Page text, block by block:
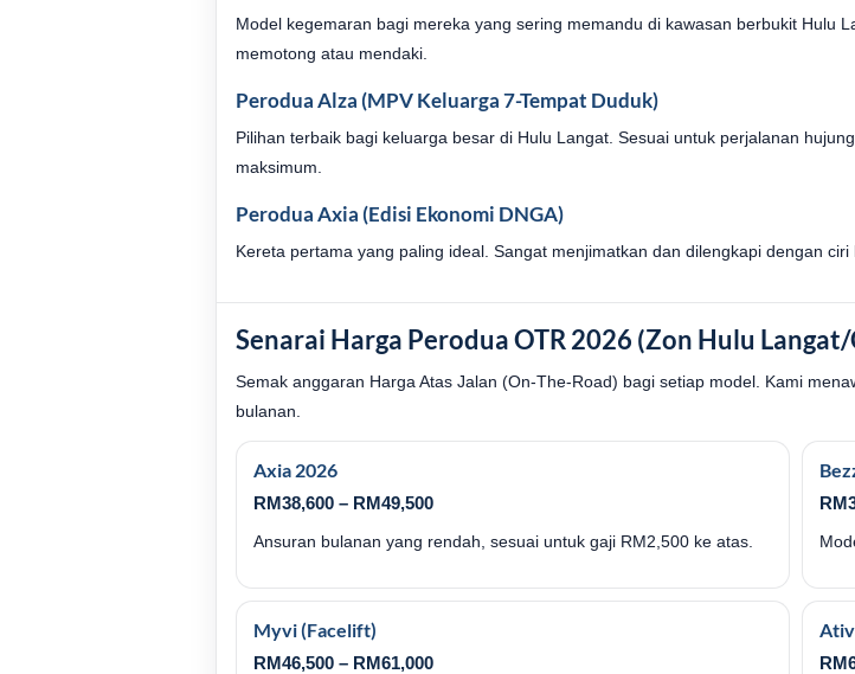
Model kegemaran bagi mereka yang sering memandu di kawasan berbukit Hulu
memotong atau mendaki.
Perodua Alza (MPV Keluarga 7-Tempat Duduk)
Pilihan terbaik bagi keluarga besar di Hulu Langat. Sesuai untuk perjalanan
maksimum.
Perodua Axia (Edisi Ekonomi DNGA)
Kereta pertama yang paling ideal. Sangat menjimatkan dan dilengkapi dengan
Senarai Harga Perodua OTR 2026 (Zon Hulu
Semak anggaran Harga Atas Jalan (On-The-Road) bagi setiap model. Kami
bulanan.
Axia 2026
RM38,600 – RM49,500
Ansuran bulanan yang rendah, sesuai untuk gaji RM2,500 ke atas.
Myvi (Facelift)
RM46,500 – RM61,000